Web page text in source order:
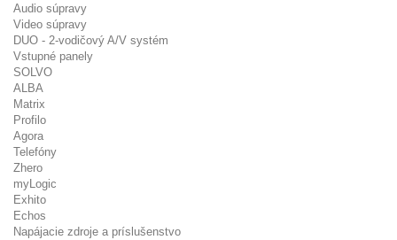
Audio súpravy
Video súpravy
DUO - 2-vodičový A/V systém
Vstupné panely
SOLVO
ALBA
Matrix
Profilo
Agora
Telefóny
Zhero
myLogic
Exhito
Echos
Napájacie zdroje a príslušenstvo